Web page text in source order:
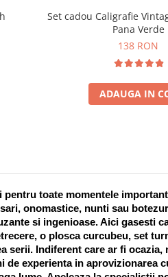
Set cadou Caligrafie
Pana Verde
138 RON
ADAUGA IN
toate momentele
onomastice, nunti sau
si ingenioase. Aici gasesti
o plosca curcubeu, set
serii. Indiferent care ar fi
de experienta in aprovizionarea